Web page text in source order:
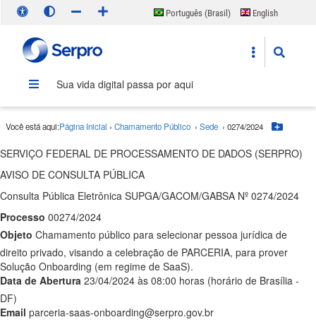
Português (Brasil)
English
Sua vida digital passa por aqui
Você está aqui:Página Inicial › Chamamento Público › Sede › 0274/2024
SERVIÇO FEDERAL DE PROCESSAMENTO DE DADOS (SERPRO)
AVISO DE CONSULTA PÚBLICA
Consulta Pública Eletrônica SUPGA/GACOM/GABSA Nº 0274/2024
Processo 00274/2024
Objeto Chamamento público para selecionar pessoa jurídica de
direito privado, visando a celebração de PARCERIA, para prover
Solução Onboarding (em regime de SaaS).
Data de Abertura 23/04/2024 às 08:00 horas (horário de Brasília -
DF)
Email parceria-saas-onboarding@serpro.gov.br